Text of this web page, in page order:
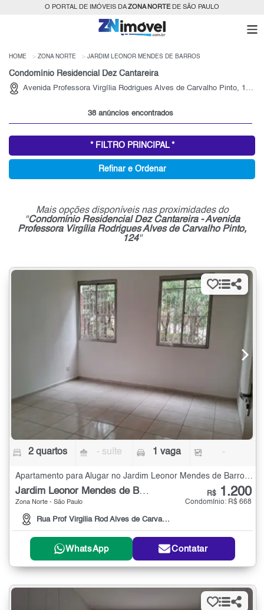
O PORTAL DE IMÓVEIS DAZONA NORTEDE SÃO PAULO
HOME ZONA NORTE JARDIM LEONOR MENDES DE BARROS
Condomínio Residencial Dez Cantareira
Avenida Professora Virgília Rodrigues Alves de Carvalho Pinto, 124, Jardim Leonor Mendes de Barros - São Paulo
38 anúncios encontrados
* FILTRO PRINCIPAL *
Refinar e Ordenar
Mais opções disponíveis nas proximidades do
"Condomínio Residencial Dez Cantareira - Avenida
Professora Virgília Rodrigues Alves de Carvalho Pinto,
124"
2 quartos - suíte 1 vaga -
Apartamento para Alugar no Jardim Leonor Mendes de Barros com 2 quartos
Jardim Leonor Mendes de Barros
Zona Norte - São Paulo
Rua Prof Virgilia Rod Alves de Carvalho Pinto, 69
R$ 1.200
Condomínio: R$ 668
WhatsApp Contatar